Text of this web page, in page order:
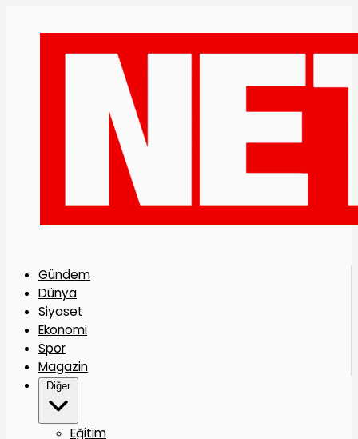
Gündem
Dünya
Siyaset
Ekonomi
Spor
Magazin
Diğer
Eğitim